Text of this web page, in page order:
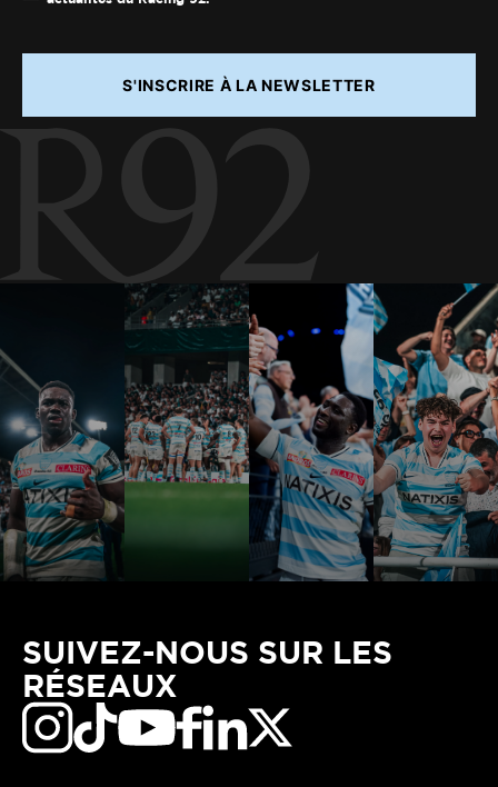
S'INSCRIRE À LA NEWSLETTER
SUIVEZ-NOUS SUR LES
RÉSEAUX